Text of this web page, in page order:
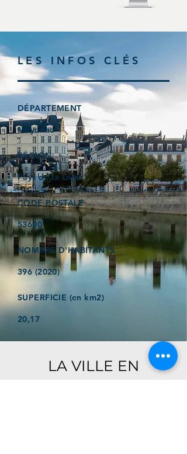
LES INFOS CLÉS
DÉPARTEMENT
Mayenne
RÉGION
Pays de la Loire
CODE POSTALE
53600
NOMBRE D'HABITANTS
396 (2020)
SUPERFICIE (en km2)
20,17
LA VILLE EN